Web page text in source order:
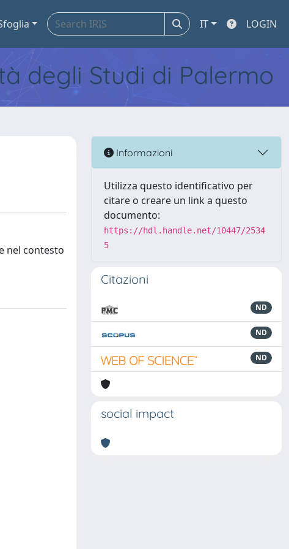
IT LOGIN
degli Studi di Palermo
nel contesto
Informazioni
Utilizza questo identificativo per
citare o creare un link a questo
documento:
https://hdl.handle.net/10447/2534
5
Citazioni
ND
ND
ND
social impact